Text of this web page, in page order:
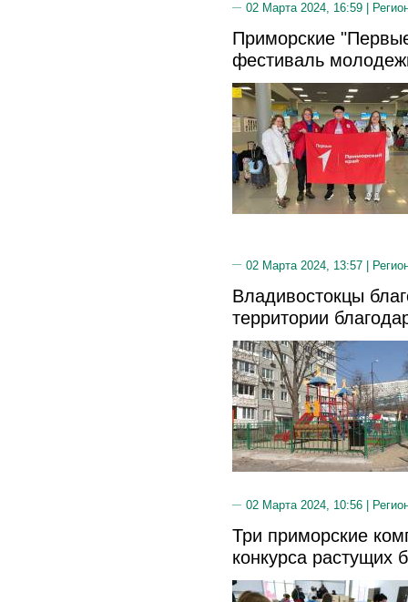
02 Марта 2024, 16:59 |
Приморские
фестиваль
02 Марта 2024, 13:57 |
Владивостокцы
территории
02 Марта 2024, 10:56 |
Три приморские
конкурса растущих